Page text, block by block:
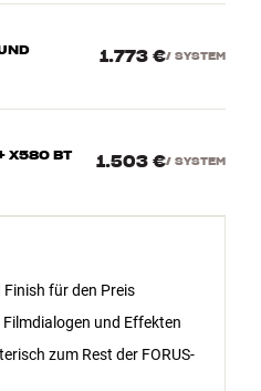
1.773 €/ SYSTEM
X580 BT 1.503 €/ SYSTEM
für den Preis
und Effekten
zum Rest der FORUS-